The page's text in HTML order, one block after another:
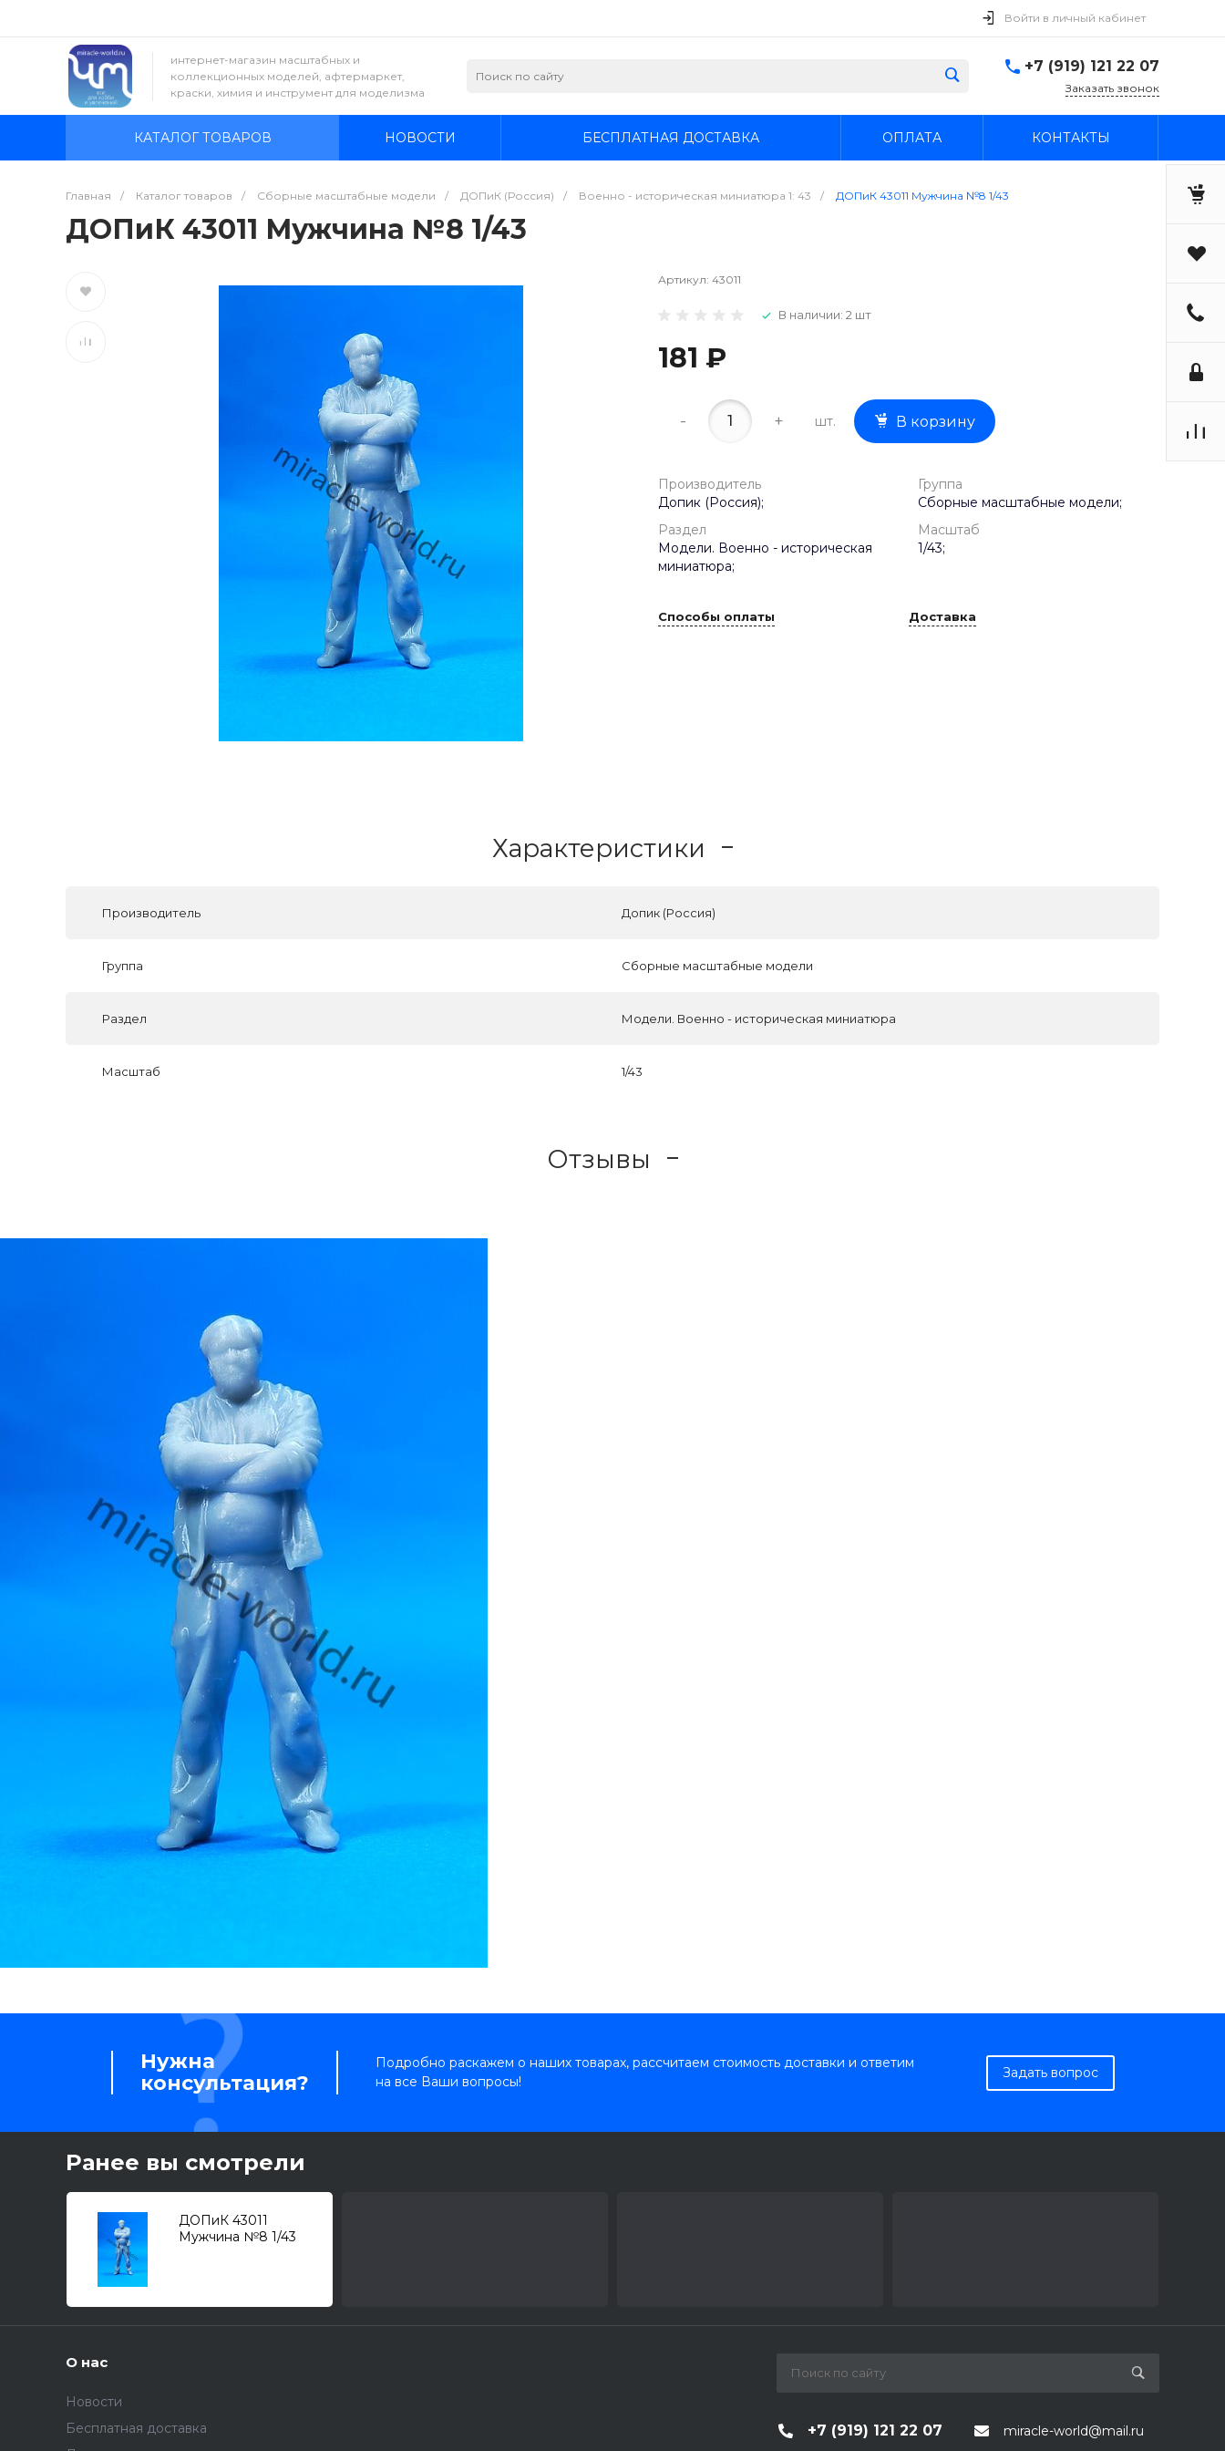
Войти в личный кабинет
интернет-магазин масштабных и
коллекционных моделей, афтермаркет,
краски, химия и инструмент для моделизма
+7 (919) 121 22 07
Заказать звонок
КАТАЛОГ ТОВАРОВ НОВОСТИ БЕСПЛАТНАЯ ДОСТАВКА ОПЛАТА КОНТАКТЫ
Главная / Каталог товаров / Сборные масштабные модели / ДОПиК (Россия) / Военно - историческая миниатюра 1: 43 / ДОПиК 43011 Мужчина №8 1/43
ДОПиК 43011 Мужчина №8 1/43
Артикул: 43011
В наличии: 2 шт
181 ₽
- + шт. В корзину
Производитель
Допик (Россия);
Группа
Сборные масштабные модели;
Раздел
Модели. Военно - историческая
миниатюра;
Масштаб
1/43;
Способы оплаты Доставка
Характеристики
Производитель Допик (Россия)
Группа Сборные масштабные модели
Раздел Модели. Военно - историческая миниатюра
Масштаб 1/43
Отзывы
Нужна
консультация?
Подробно раскажем о наших товарах, рассчитаем стоимость доставки и ответим
на все Ваши вопросы!
Задать вопрос
Ранее вы смотрели
ДОПиК 43011
Мужчина №8 1/43
О нас
Новости
Бесплатная доставка
+7 (919) 121 22 07 miracle-world@mail.ru